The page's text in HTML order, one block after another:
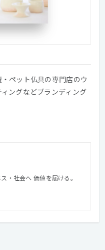
ペット仏具の専門店のウ
ングなどブランディング
・社会へ 価値を届ける。